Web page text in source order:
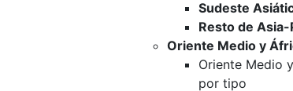
Sudeste
Resto de
Oriente Medio y
Oriente Medio
por tipo